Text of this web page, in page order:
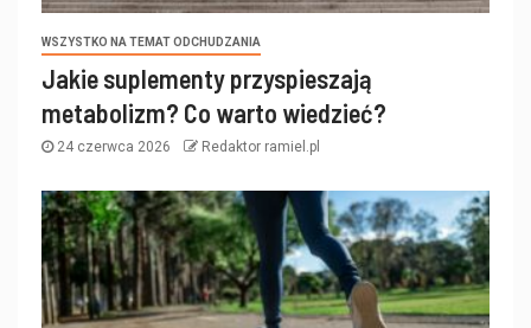
WSZYSTKO NA TEMAT ODCHUDZANIA
Jakie suplementy przyspieszają
metabolizm? Co warto wiedzieć?
24 czerwca 2026 Redaktor ramiel.pl